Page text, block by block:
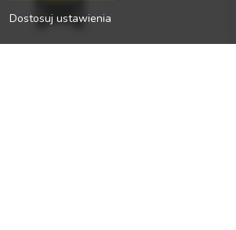
Dostosuj ustawienia